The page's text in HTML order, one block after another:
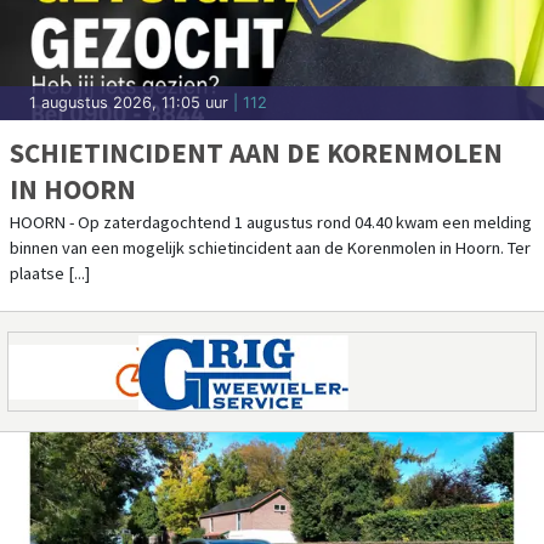
DE MOOISTE OCCASIONS BIJ
AUTOBEDRIJF KROONENBURG
Autobedrijf Kroonenburg is een garagebedrijf voor alle merken, maar
wel met een (historisch gegroeide) Renault specialisatie en een mooie
31 juli 2026, 13:20 uur| regio
HOE WORDT JOUW ORGANISATIE
DEMENTIEVRIENDELIJK?